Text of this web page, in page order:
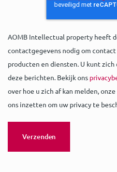
AOMB Intellectual property heeft
contactgegevens nodig om
producten en diensten. U kunt
deze berichten. Bekijk ons
over hoe u zich af kan melden,
ons inzetten om uw privacy te